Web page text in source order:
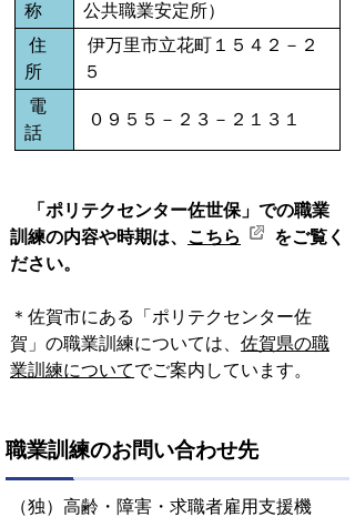
称
公共職業安定所）
住
所
伊万里市立花町１５４２－２
５
電
話
０９５５－２３－２１３１
「ポリテクセンター佐世保」 での職業
訓練の内容や時期は、 こちら
をご覧く
ださい。
＊佐賀市にある「ポリテクセンター佐
賀」の職業訓練については、 佐賀県の職
業訓練についてでご案内しています。
職業訓練のお問い合わせ先
（独）高齢・障害・求職者雇用支援機